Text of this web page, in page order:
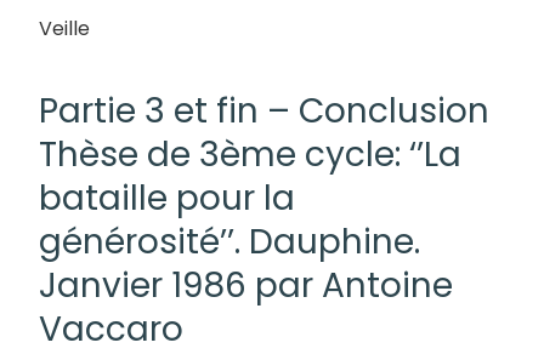
Veille
Partie 3 et fin – Conclusion
Thèse de 3ème cycle: ‘’La
bataille pour la
générosité’’. Dauphine.
Janvier 1986 par Antoine
Vaccaro